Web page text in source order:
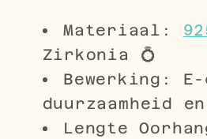
Materiaal:
Zirkonia 💍
Bewerking:
duurzaamheid
Lengte